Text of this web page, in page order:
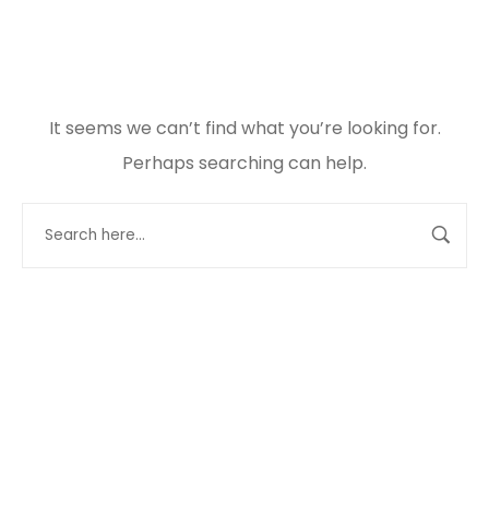
It seems we can’t find what you’re looking for.
Perhaps searching can help.